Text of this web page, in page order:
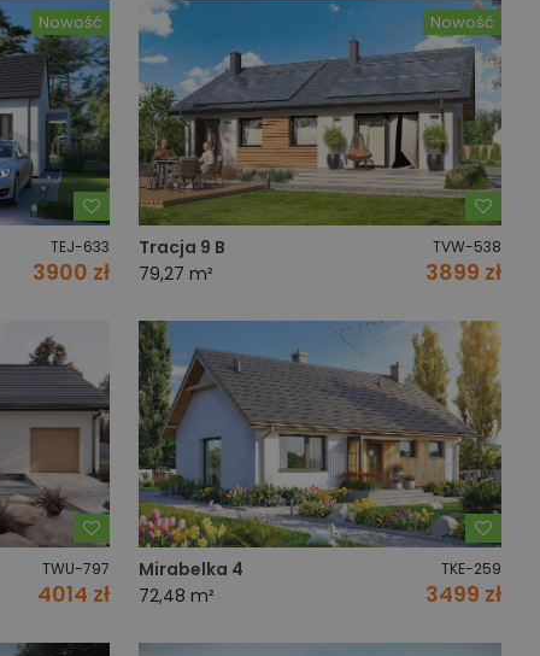
Nowość
TEJ-633
3900 zł
Dodaj do ulubionych
Nowość
Tracja 9 B TVW-538
79,27 m² 3899 zł
TWU-797
4014 zł
Dodaj do ulubionych
Mirabelka 4
TKE-259
72,48 m² 3499 zł